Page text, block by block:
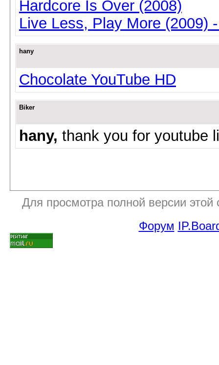
Hardcore Is Over (2008)
Live Less, Play More (2009)
hany
Chocolate YouTube HD
Biker
hany, thank you for youtube
Для просмотра полной версии
Форум